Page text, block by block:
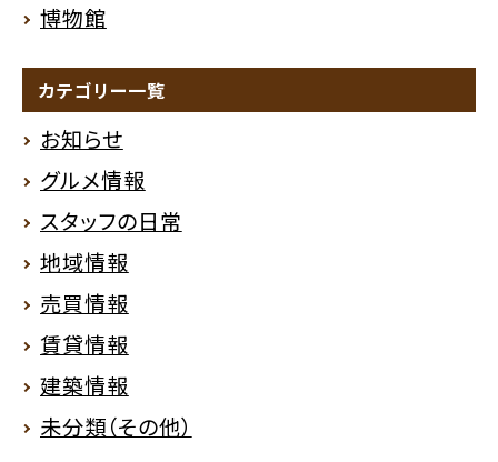
博物館
カテゴリー一覧
お知らせ
グルメ情報
スタッフの日常
地域情報
売買情報
賃貸情報
建築情報
未分類（その他）